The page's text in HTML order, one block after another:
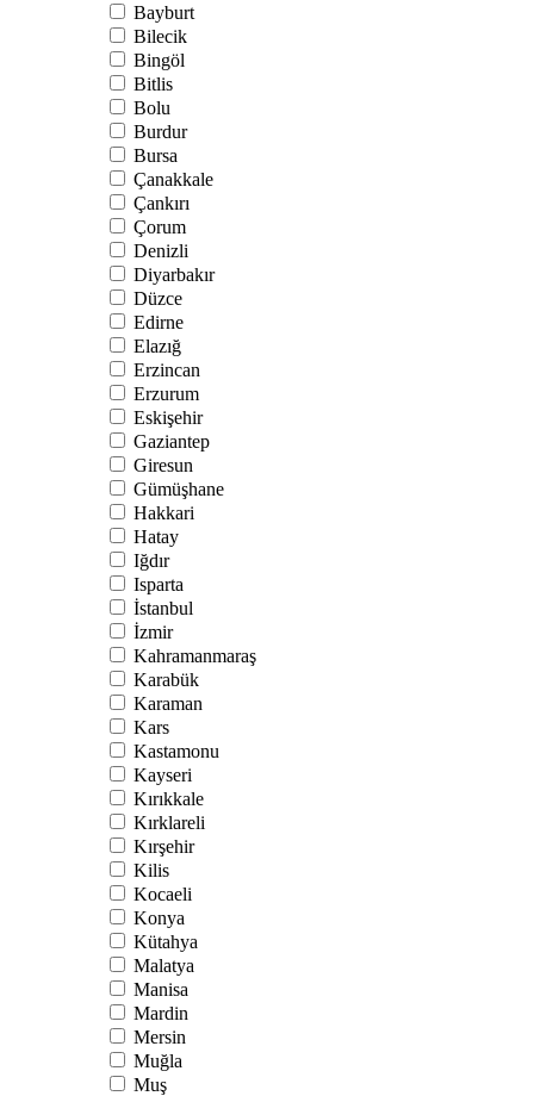
Bayburt
Bilecik
Bingöl
Bitlis
Bolu
Burdur
Bursa
Çanakkale
Çankırı
Çorum
Denizli
Diyarbakır
Düzce
Edirne
Elazığ
Erzincan
Erzurum
Eskişehir
Gaziantep
Giresun
Gümüşhane
Hakkari
Hatay
Iğdır
Isparta
İstanbul
İzmir
Kahramanmaraş
Karabük
Karaman
Kars
Kastamonu
Kayseri
Kırıkkale
Kırklareli
Kırşehir
Kilis
Kocaeli
Konya
Kütahya
Malatya
Manisa
Mardin
Mersin
Muğla
Muş